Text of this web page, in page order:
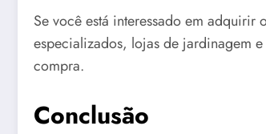
Se você está interessado em
especializados, lojas de jardinagem
compra.
Conclusão